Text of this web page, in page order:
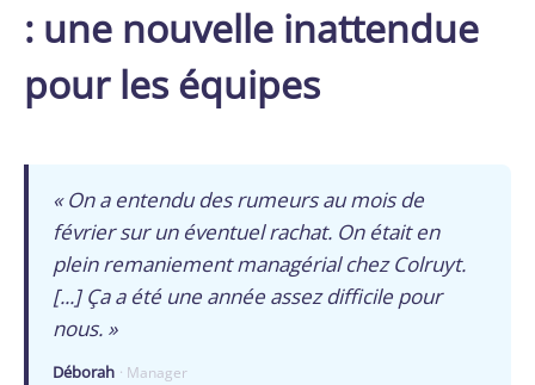
: une nouvelle inattendue
pour les équipes
« On a entendu des rumeurs au mois de
février sur un éventuel rachat. On était en
plein remaniement managérial chez Colruyt.
[...] Ça a été une année assez difficile pour
nous. »
Déborah · Manager